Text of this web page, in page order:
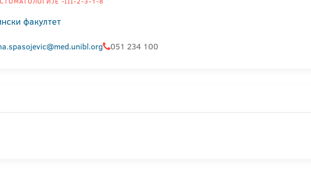
факултет
051 234 100